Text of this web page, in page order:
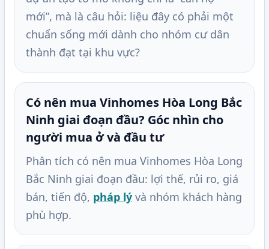
mới”, mà là câu hỏi: liệu đây có phải một
chuẩn sống mới dành cho nhóm cư dân
thành đạt tại khu vực?
Có nên mua Vinhomes Hòa Long Bắc
Ninh giai đoạn đầu? Góc nhìn cho
người mua ở và đầu tư
Phân tích có nên mua Vinhomes Hòa Long
Bắc Ninh giai đoạn đầu: lợi thế, rủi ro, giá
bán, tiến độ, pháp lý và nhóm khách hàng
phù hợp.